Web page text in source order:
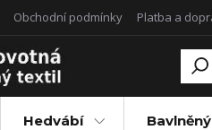
Obchodní podmínky Platba a
Hedvábí